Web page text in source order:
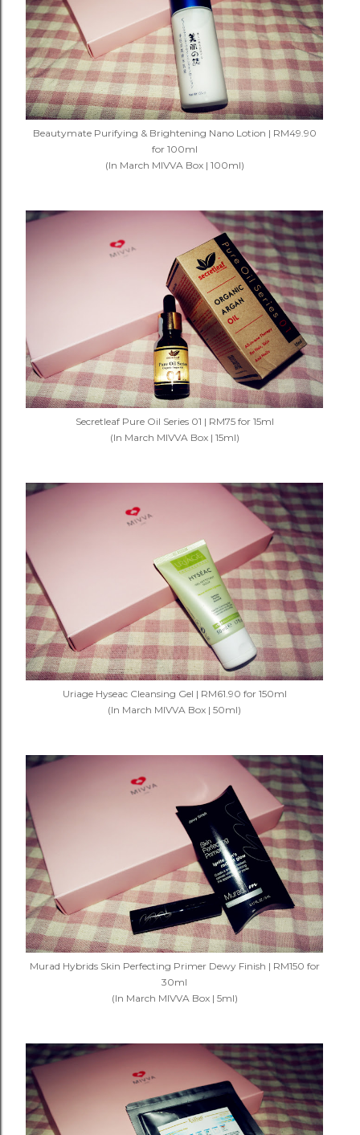
Beautymate Purifying & Brightening Nano Lotion | RM49.90
for 100ml
(In March MIVVA Box | 100ml)
Secretleaf Pure Oil Series 01 | RM75 for 15ml
(In March MIVVA Box | 15ml)
Uriage Hyseac Cleansing Gel | RM61.90 for 150ml
(In March MIVVA Box | 50ml)
Murad Hybrids Skin Perfecting Primer Dewy Finish | RM150 for
30ml
(In March MIVVA Box | 5ml)